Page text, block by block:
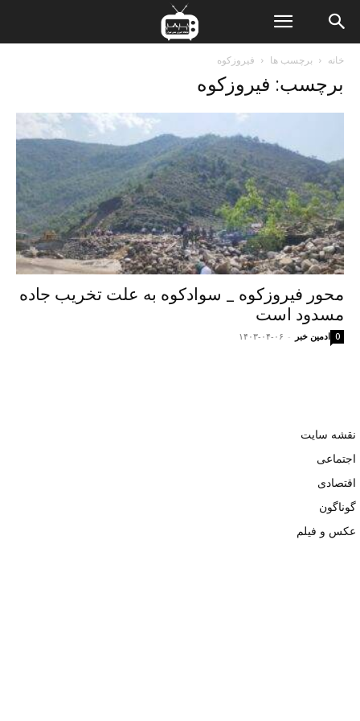
خانه برچسب ها فیروزکوه
برچسب: فیروزکوه
محور فیروزکوه _ سوادکوه به علت تخریب جاده
مسدود است
ادمین خبر - ۱۴۰۳-۰۴-۰۶ 0
نقشه سایت
اجتماعی
اقتصادی
گوناگون
عکس و فیلم